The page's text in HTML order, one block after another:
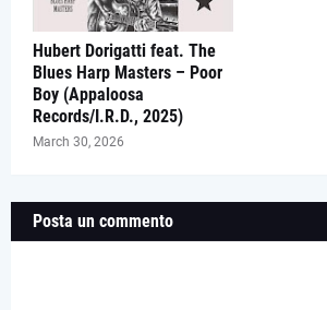
Hubert Dorigatti feat. The
Blues Harp Masters – Poor
Boy (Appaloosa
Records/I.R.D., 2025)
March 30, 2026
Posta un commento